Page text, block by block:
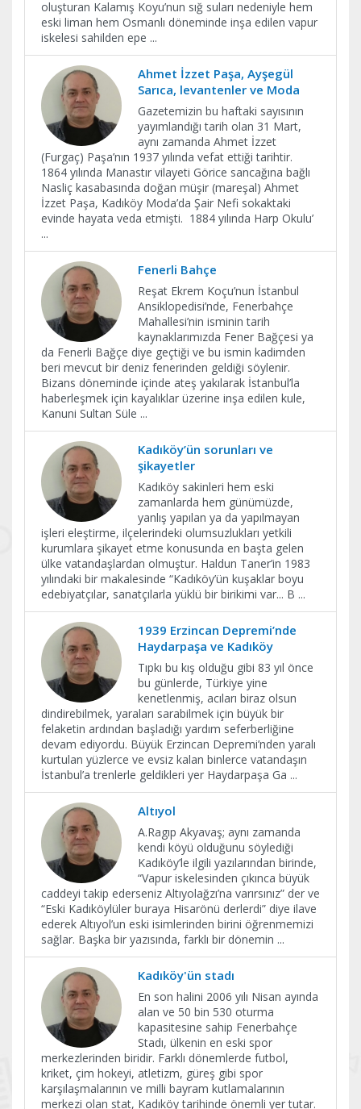
oluşturan Kalamış Koyu’nun sığ suları nedeniyle hem
eski liman hem Osmanlı döneminde inşa edilen vapur
iskelesi sahilden epe ...
Ahmet İzzet Paşa, Ayşegül
Sarıca, levantenler ve Moda
Gazetemizin bu haftaki sayısının
yayımlandığı tarih olan 31 Mart,
aynı zamanda Ahmet İzzet
(Furgaç) Paşa’nın 1937 yılında vefat ettiği tarihtir.
1864 yılında Manastır vilayeti Görice sancağına bağlı
Nasliç kasabasında doğan müşir (mareşal) Ahmet
İzzet Paşa, Kadıköy Moda’da Şair Nefi sokaktaki
evinde hayata veda etmişti. 1884 yılında Harp Okulu’
...
Fenerli Bahçe
Reşat Ekrem Koçu’nun İstanbul
Ansiklopedisi’nde, Fenerbahçe
Mahallesi’nin isminin tarih
kaynaklarımızda Fener Bağçesi ya
da Fenerli Bağçe diye geçtiği ve bu ismin kadimden
beri mevcut bir deniz fenerinden geldiği söylenir.
Bizans döneminde içinde ateş yakılarak İstanbul’la
haberleşmek için kayalıklar üzerine inşa edilen kule,
Kanuni Sultan Süle ...
Kadıköy’ün sorunları ve
şikayetler
Kadıköy sakinleri hem eski
zamanlarda hem günümüzde,
yanlış yapılan ya da yapılmayan
işleri eleştirme, ilçelerindeki olumsuzlukları yetkili
kurumlara şikayet etme konusunda en başta gelen
ülke vatandaşlardan olmuştur. Haldun Taner’in 1983
yılındaki bir makalesinde “Kadıköy’ün kuşaklar boyu
edebiyatçılar, sanatçılarla yüklü bir birikimi var... B ...
1939 Erzincan Depremi’nde
Haydarpaşa ve Kadıköy
Tıpkı bu kış olduğu gibi 83 yıl önce
bu günlerde, Türkiye yine
kenetlenmiş, acıları biraz olsun
dindirebilmek, yaraları sarabilmek için büyük bir
felaketin ardından başladığı yardım seferberliğine
devam ediyordu. Büyük Erzincan Depremi’nden yaralı
kurtulan yüzlerce ve evsiz kalan binlerce vatandaşın
İstanbul’a trenlerle geldikleri yer Haydarpaşa Ga ...
Altıyol
A.Ragıp Akyavaş; aynı zamanda
kendi köyü olduğunu söylediği
Kadıköy’le ilgili yazılarından birinde,
“Vapur iskelesinden çıkınca büyük
caddeyi takip ederseniz Altıyolağzı’na varırsınız” der ve
“Eski Kadıköylüler buraya Hisarönü derlerdi” diye ilave
ederek Altıyol’un eski isimlerinden birini öğrenmemizi
sağlar. Başka bir yazısında, farklı bir dönemin ...
Kadıköy'ün stadı
En son halini 2006 yılı Nisan ayında
alan ve 50 bin 530 oturma
kapasitesine sahip Fenerbahçe
Stadı, ülkenin en eski spor
merkezlerinden biridir. Farklı dönemlerde futbol,
kriket, çim hokeyi, atletizm, güreş gibi spor
karşılaşmalarının ve milli bayram kutlamalarının
merkezi olan stat, Kadıköy tarihinde önemli yer tutar.